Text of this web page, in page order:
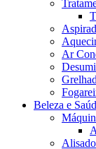
Ar
Beleza e